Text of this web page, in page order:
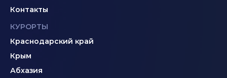
Контакты
КУРОРТЫ
Краснодарский край
Крым
Абхазия